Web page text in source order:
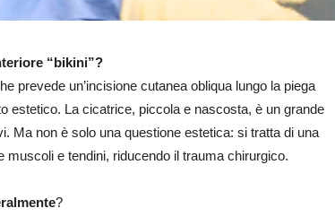
“bikini”?
prevede un’incisione cutanea obliqua lungo la piega
estetico. La cicatrice, piccola e nascosta, è un grande
Ma non è solo una questione estetica: si tratta di una
e tendini, riducendo il trauma chirurgico.
?